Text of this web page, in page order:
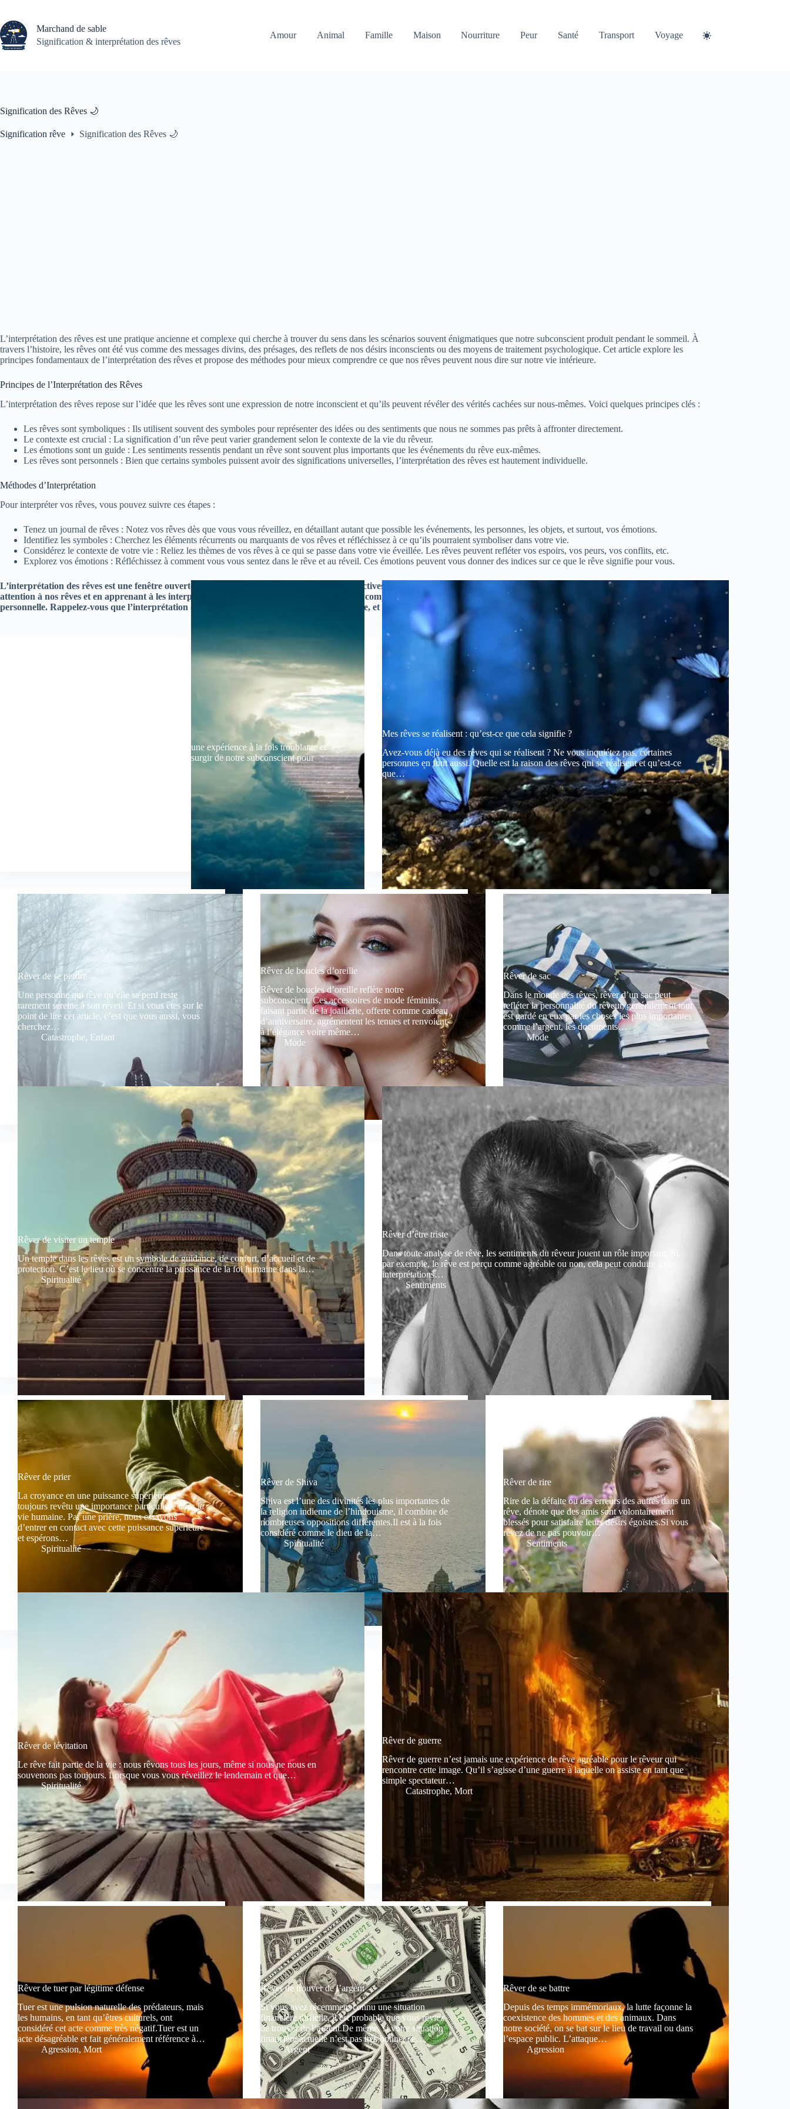
contenu
Marchand de sable
Signification & interprétation des rêves
Amour Animal Famille Maison Nourriture Peur Santé Transport Voyage
Signification des Rêves 🌙
Signification rêve Signification des Rêves 🌙
L’interprétation des rêves est une pratique ancienne et complexe qui cherche à trouver du sens dans les scénarios souvent énigmatiques que notre subconscient produit pendant le sommeil. À
travers l’histoire, les rêves ont été vus comme des messages divins, des présages, des reflets de nos désirs inconscients ou des moyens de traitement psychologique. Cet article explore les
principes fondamentaux de l’interprétation des rêves et propose des méthodes pour mieux comprendre ce que nos rêves peuvent nous dire sur notre vie intérieure.
Principes de l’Interprétation des Rêves
L’interprétation des rêves repose sur l’idée que les rêves sont une expression de notre inconscient et qu’ils peuvent révéler des vérités cachées sur nous-mêmes. Voici quelques principes clés :
Les rêves sont symboliques : Ils utilisent souvent des symboles pour représenter des idées ou des sentiments que nous ne sommes pas prêts à affronter directement.
Le contexte est crucial : La signification d’un rêve peut varier grandement selon le contexte de la vie du rêveur.
Les émotions sont un guide : Les sentiments ressentis pendant un rêve sont souvent plus importants que les événements du rêve eux-mêmes.
Les rêves sont personnels : Bien que certains symboles puissent avoir des significations universelles, l’interprétation des rêves est hautement individuelle.
Méthodes d’Interprétation
Pour interpréter vos rêves, vous pouvez suivre ces étapes :
Tenez un journal de rêves : Notez vos rêves dès que vous vous réveillez, en détaillant autant que possible les événements, les personnes, les objets, et surtout, vos émotions.
Identifiez les symboles : Cherchez les éléments récurrents ou marquants de vos rêves et réfléchissez à ce qu’ils pourraient symboliser dans votre vie.
Considérez le contexte de votre vie : Reliez les thèmes de vos rêves à ce qui se passe dans votre vie éveillée. Les rêves peuvent refléter vos espoirs, vos peurs, vos conflits, etc.
Explorez vos émotions : Réfléchissez à comment vous vous sentez dans le rêve et au réveil. Ces émotions peuvent vous donner des indices sur ce que le rêve signifie pour vous.
L’interprétation des rêves est une fenêtre ouverte sur notre subconscient, offrant des perspectives uniques sur nos désirs cachés, nos peurs et notre vie intérieure. En prêtant
attention à nos rêves et en apprenant à les interpréter, nous pouvons acquérir une meilleure compréhension de nous-mêmes et trouver des directions pour notre croissance
personnelle. Rappelez-vous que l’interprétation des rêves est un art aussi bien qu’une science, et elle dépend largement de l’expérience et de l’intuition du rêveur.
Rêver de quelqu’un qui est déjà mort peut être une expérience à la fois troublante et
profondément significative. Ces rêves peuvent surgir de notre subconscient pour
Mes rêves se réalisent : qu’est-ce que cela signifie ?
Avez-vous déjà eu des rêves qui se réalisent ? Ne vous inquiétez pas, certaines
personnes en font aussi. Quelle est la raison des rêves qui se réalisent et qu’est-ce
que…
Rêver de se perdre
Une personne qui rêve qu’elle se perd reste
rarement sereine à son réveil. Et si vous êtes sur le
point de lire cet article, c’est que vous aussi, vous
cherchez…
Catastrophe, Enfant
Rêver de boucles d’oreille
Rêver de boucles d’oreille reflète notre
subconscient. Ces accessoires de mode féminins,
faisant partie de la joaillerie, offerte comme cadeau
d’anniversaire, agrémentent les tenues et renvoient
à l’élégance voire même…
Mode
Rêver de sac
Dans le monde des rêves, rêver d’un sac peut
refléter la personnalité du rêveur, généralement tout
est gardé en eux par les choses les plus importantes
comme l’argent, les documents…
Mode
Rêver de visiter un temple
Un temple dans les rêves est un symbole de guidance, de confort, d’accueil et de
protection. C’est le lieu où se concentre la puissance de la foi humaine dans la…
Spiritualité
Rêver d’être triste
Dans toute analyse de rêve, les sentiments du rêveur jouent un rôle important. Si,
par exemple, le rêve est perçu comme agréable ou non, cela peut conduire à des
interprétations…
Sentiments
Rêver de prier
La croyance en une puissance supérieure a
toujours revêtu une importance particulière dans la
vie humaine. Par une prière, nous essayons
d’entrer en contact avec cette puissance supérieure
et espérons…
Spiritualité
Rêver de Shiva
Shiva est l’une des divinités les plus importantes de
la religion indienne de l’hindouisme, il combine de
nombreuses oppositions différentes.Il est à la fois
considéré comme le dieu de la…
Spiritualité
Rêver de rire
Rire de la défaite ou des erreurs des autres dans un
rêve, dénote que des amis sont volontairement
blessés pour satisfaire leurs désirs égoïstes.Si vous
rêvez de ne pas pouvoir…
Sentiments
Rêver de lévitation
Le rêve fait partie de la vie : nous rêvons tous les jours, même si nous ne nous en
souvenons pas toujours. Lorsque vous vous réveillez le lendemain et que…
Spiritualité
Rêver de guerre
Rêver de guerre n’est jamais une expérience de rêve agréable pour le rêveur qui
rencontre cette image. Qu’il s’agisse d’une guerre à laquelle on assiste en tant que
simple spectateur…
Catastrophe, Mort
Rêver de tuer par légitime défense
Tuer est une pulsion naturelle des prédateurs, mais
les humains, en tant qu’êtres culturels, ont
considéré cet acte comme très négatif.Tuer est un
acte désagréable et fait généralement référence à…
Agression,Mort
Rêver de trouver de l’argent
Si vous avez récemment connu une situation
financière difficile, il est probable que vous rêviez
de trouver de l’argent.De même, si votre situation
financière actuelle n’est pas très bonne, ce…
Argent
Rêver de se battre
Depuis des temps immémoriaux, la lutte façonne la
coexistence des hommes et des animaux. Dans
notre société, on se bat sur le lieu de travail ou dans
l’espace public. L’attaque…
Agression